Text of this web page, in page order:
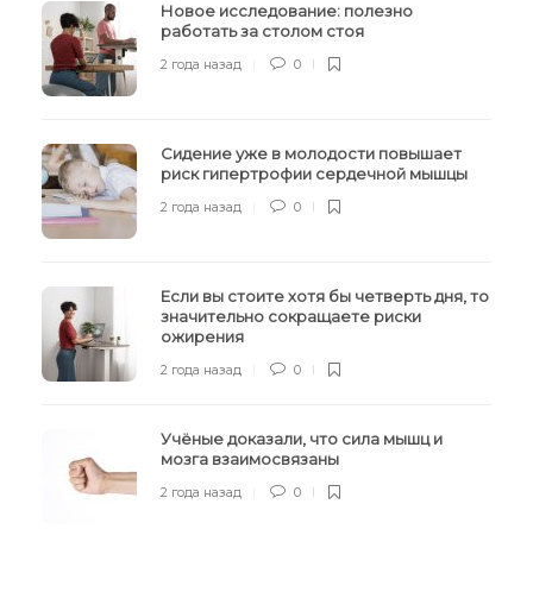
Новое исследование: полезно
работать за столом стоя
2 года назад 0
Сидение уже в молодости повышает
риск гипертрофии сердечной мышцы
2 года назад 0
Если вы стоите хотя бы четверть дня, то
значительно сокращаете риски
ожирения
2 года назад 0
Учёные доказали, что сила мышц и
мозга взаимосвязаны
2 года назад 0